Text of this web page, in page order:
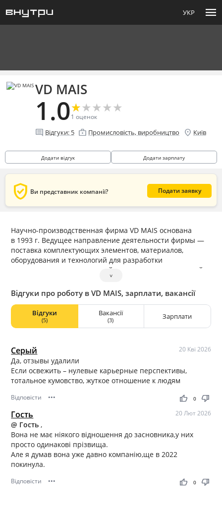
УКР menu
VD MAIS
1.0★
★★
★★
★★
★★
★
1 оценок
comment Відгуки: 5 enterprise Промисловість, виробництво location_on Київ
Додати відгук Додати зарплату
verified_user Ви представник компанії? Подати заявку
Научно-производственная фирма VD MAIS основана
в 1993 г. Ведущее направление деятельности фирмы —
поставка комплектующих элементов, материалов,
оборудования и технологий для разработки
и производства современной аппаратуры электронной
и электротехнической промышленности, сложных
электронных систем.
˅
Відгуки про роботу в VD MAIS, зарплати, вакансії
Відгуки
(5)
Вакансії
(3) Зарплати
Серый 20 Кві 2026
Да, отзывы удалили
Если освежить – нулевые карьерные перспективы,
тотальное кумовство, жуткое отношение к людям
Відповісти ••• thumb_up thumb_down
0
Гость 20 Лют 2026
@ Гость,
Вона не має ніякого відношення до засновника,у них
просто одинакові прізвища.
Але я думав вона уже давно компанію,ще в 2022
покинула.
Відповісти ••• thumb_up thumb_down
0